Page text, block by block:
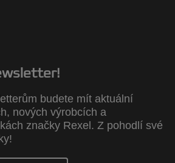
budete mít aktuální
nových výrobcích a
značky Rexel. Z pohodlí své